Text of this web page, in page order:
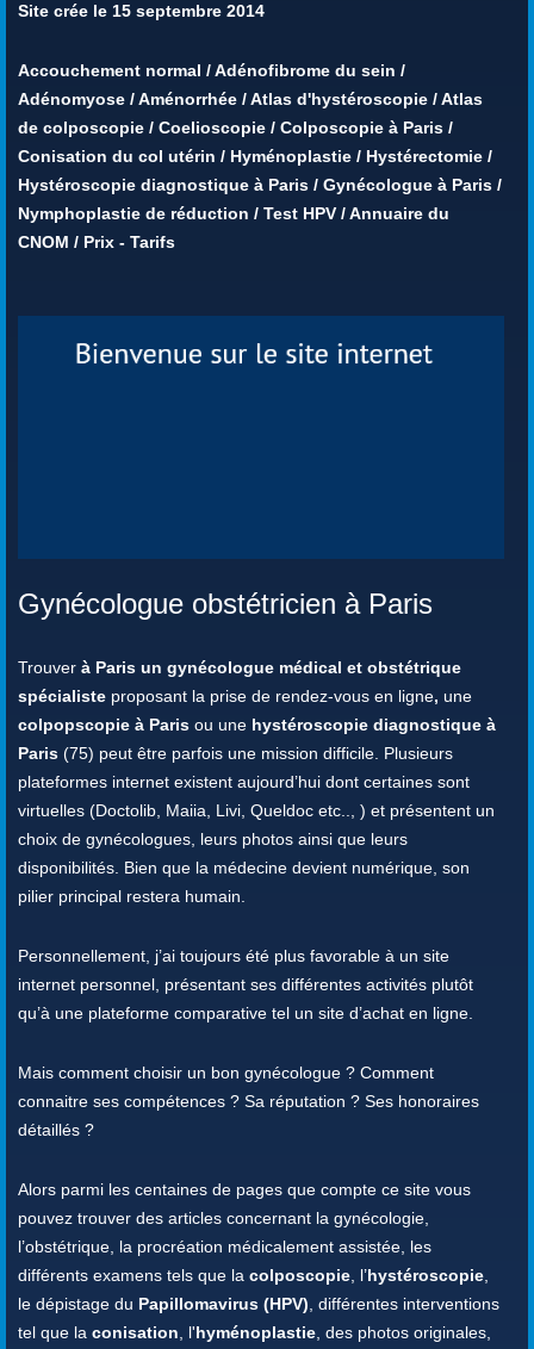
Site crée le 15 septembre 2014
Accouchement normal /Adénofibrome du sein /
Adénomyose /Aménorrhée /Atlas d'hystéroscopie /Atlas
de colposcopie / Coelioscopie / Colposcopie à Paris /
Conisation du col utérin / Hyménoplastie / Hystérectomie /
Hystéroscopie diagnostique à Paris / Gynécologue à Paris /
Nymphoplastie de réduction / Test HPV /Annuaire du
CNOM / Prix - Tarifs
Gynécologue obstétricien à Paris
Trouver à Paris un gynécologue médical et obstétrique
spécialiste proposant la prise de rendez-vous en ligne, une
colpopscopie à Paris ou une hystéroscopie diagnostique à
Paris (75) peut être parfois une mission difficile. Plusieurs
plateformes internet existent aujourd’hui dont certaines sont
virtuelles (Doctolib, Maiia, Livi, Queldoc etc.., ) et présentent un
choix de gynécologues, leurs photos ainsi que leurs
disponibilités. Bien que la médecine devient numérique, son
pilier principal restera humain.
Personnellement, j’ai toujours été plus favorable à un site
internet personnel, présentant ses différentes activités plutôt
qu’à une plateforme comparative tel un site d’achat en ligne.
Mais comment choisir un bon gynécologue ? Comment
connaitre ses compétences ? Sa réputation ? Ses honoraires
détaillés ?
Alors parmi les centaines de pages que compte ce site vous
pouvez trouver des articles concernant la gynécologie,
l’obstétrique, la procréation médicalement assistée, les
différents examens tels que la colposcopie , l’hystéroscopie
le dépistage du Papillomavirus (HPV) , différentes interventions
tel que la conisation , l'hyménoplastie , des photos originales,